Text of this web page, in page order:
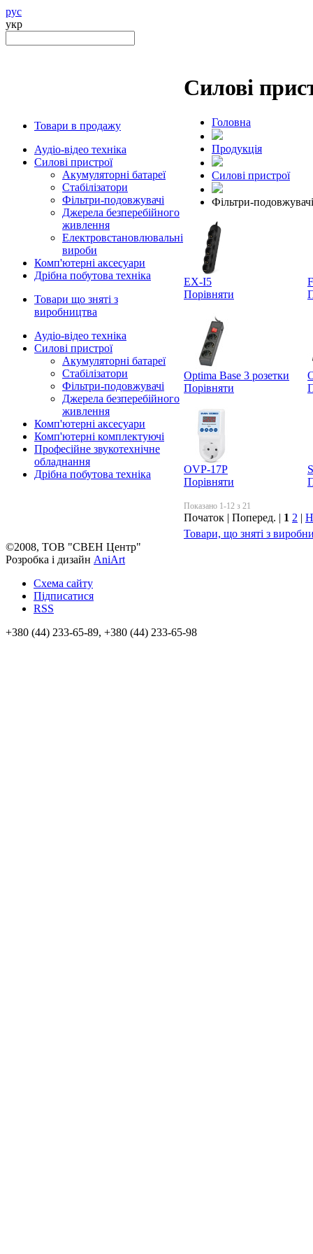
рус
укр
Товари в продажу
Аудіо-відео техніка
Силові пристрої
Акумуляторні батареї
Стабілізатори
Фільтри-подовжувачі
Джерела безперебійного
живлення
Електровстановлювальні
вироби
Комп'ютерні аксесуари
Дрібна побутова техніка
Товари що зняті з
виробництва
Аудіо-відео техніка
Силові пристрої
Акумуляторні батареї
Стабілізатори
Фільтри-подовжувачі
Джерела безперебійного
живлення
Комп'ютерні аксесуари
Комп'ютерні комплектуючі
Професійне звукотехнічне
обладнання
Дрібна побутова техніка
Силові
Головна
Продукцiя
Силові пристрої
Фільтри-подовжувачі
EX-I5
Порівняти
Optima Base 3 розетки
Порівняти
OVP-17P
Порівняти
Показано 1-12 з 21
Початок | Поперед. | 1 2 |
Товари, що зняті з
©2008, ТОВ "СВЕН Центр"
Розробка і дизайн AniArt
Схема сайту
Підписатися
RSS
+380 (44) 233-65-89, +380 (44) 233-65-98